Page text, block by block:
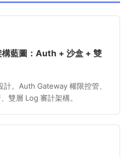
藍圖：Auth + 沙盒 + 雙
。Auth Gateway 權限控管、
雙層 Log 審計架構。